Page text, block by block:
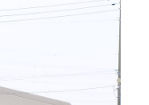
針
基づく表記